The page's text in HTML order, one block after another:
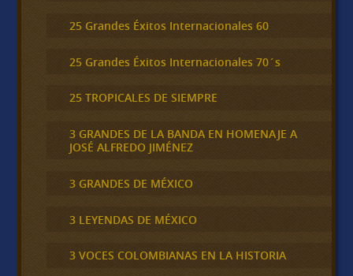
25 Grandes Éxitos Internacionales 60
25 Grandes Éxitos Internacionales 70´s
25 TROPICALES DE SIEMPRE
3 GRANDES DE LA BANDA EN HOMENAJE A
JOSÉ ALFREDO JIMÉNEZ
3 GRANDES DE MÉXICO
3 LEYENDAS DE MÉXICO
3 VOCES COLOMBIANAS EN LA HISTORIA